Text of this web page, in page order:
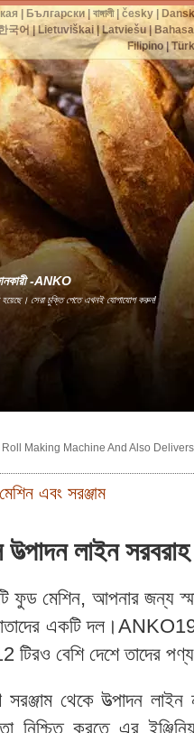
-ANKO
হয়েছে। সেরা চুক্তি পেতে এখনই যোগাযোগ করুন!
Making Machine And Also
এবং সরঞ্জাম
উত্পাদন লাইন
মেশিন, আপনার জন্য
একটি
টিরও বেশি দেশে তাদের
থেকে উত্পাদন
করতে এর
Български |বাঙ্গালী|česky
국어|Lietuviškai|Latviešu|
Filipino|